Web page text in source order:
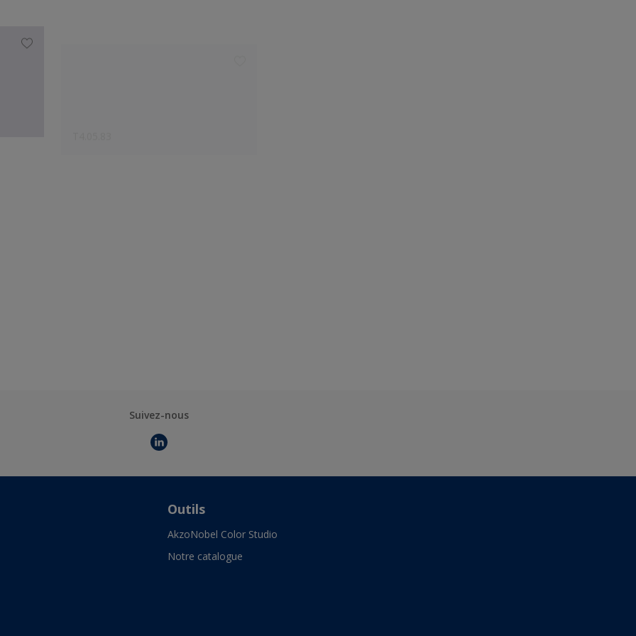
Suivez-nous
Outils
AkzoNobel Color Studio
Notre catalogue